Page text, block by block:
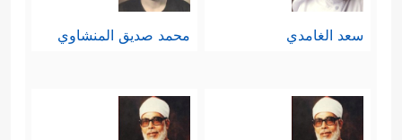
داعيةٍ مِن بعده بالحلم عليهم، وأن يدفع
إساءَتهم بالخُلُق الأنبل والأحسن، مع
والموقف الواضح الذي لا شُبهة فيه ولا
سعد الغامدي محمد صديق المنشاوي